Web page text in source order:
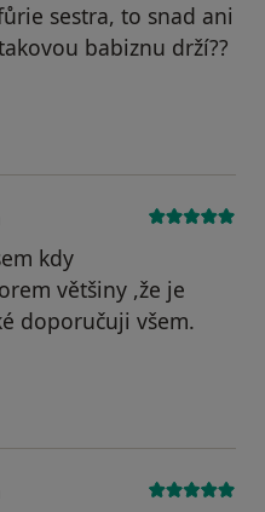
sestra, to snad ani
babiznu drží??
Váš účet byl odstraněn
kdy
většiny ,že je
doporučuji všem.
Váš účet byl odstraněn